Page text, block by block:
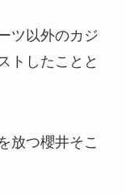
ツ以外のカジ
トしたことと
放つ櫻井そこ